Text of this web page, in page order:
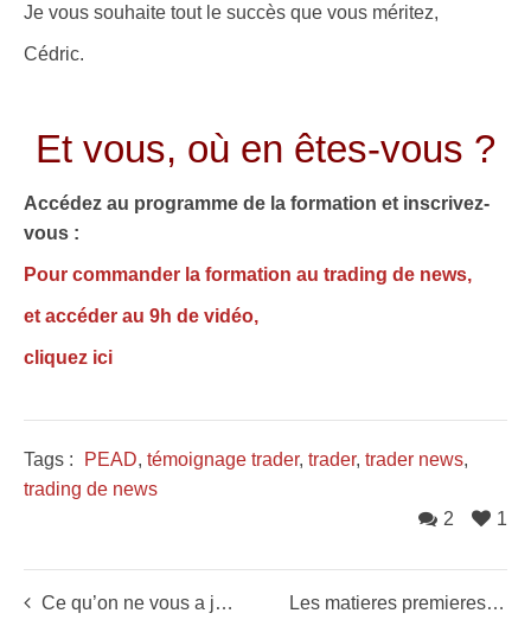
Je vous souhaite tout le succès que vous méritez,
Cédric.
Et vous, où en êtes-vous ?
Accédez au programme de la formation et inscrivez-
vous :
Pour commander la formation au trading de news,
et accéder au 9h de vidéo,
cliquez ici
Tags : PEAD, témoignage trader, trader, trader news,
trading de news
1
2
Ce qu’on ne vous a jamais dit sur la volatilité – Révélations Les matieres premieres, l’investissement de la decennie